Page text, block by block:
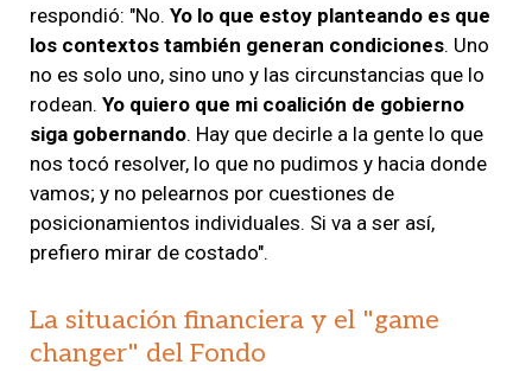
respondió: "No. Yo lo que estoy planteando es que
los contextos también generan condiciones. Uno
no es solo uno, sino uno y las circunstancias que lo
rodean. Yo quiero que mi coalición de gobierno
siga gobernando. Hay que decirle a la gente lo que
nos tocó resolver, lo que no pudimos y hacia donde
vamos; y no pelearnos por cuestiones de
posicionamientos individuales. Si va a ser así,
prefiero mirar de costado".
La situación financiera y el "game
changer" del Fondo